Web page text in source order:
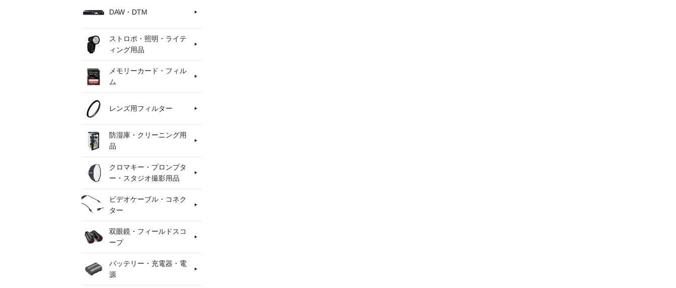
DAW・DTM
ストロボ・照明・ライテ
ィング用品
メモリーカード・フィル
ム
レンズ用フィルター
防湿庫・クリーニング用
品
クロマキー・プロンプタ
ー・スタジオ撮影用品
ビデオケーブル・コネク
ター
双眼鏡・フィールドスコ
ープ
バッテリー・充電器・電
源